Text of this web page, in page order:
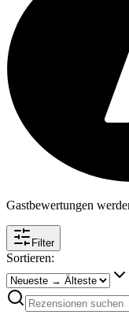
Gastbewertungen
Filter
Sortieren: